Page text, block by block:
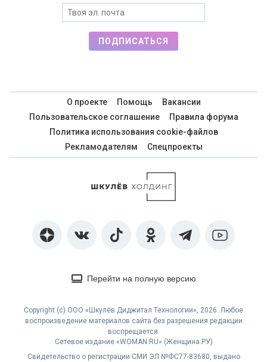
ПОДПИСАТЬСЯ
О проекте Помощь
Вакансии
Пользовательское соглашение
Правила форума
Политика использования cookie-файлов
Рекламодателям
Спецпроекты
Перейти на полную версию
Copyright (с) ООО «Шкулёв Диджитал Технологии», 2026. Любое
воспроизведение материалов сайта без разрешения редакции
воспрещается.
Сетевое издание «WOMAN.RU» (Женщина.РУ)
Свидетельство о регистрации СМИ ЭЛ №ФС77-83680, выдано